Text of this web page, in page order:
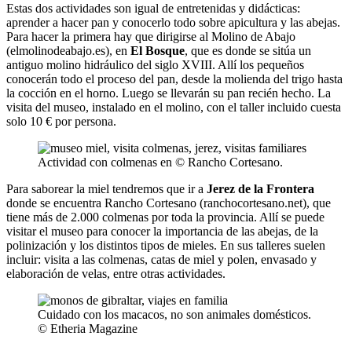
Estas dos actividades son igual de entretenidas y didácticas:
aprender a hacer pan y conocerlo todo sobre apicultura y las abejas.
Para hacer la primera hay que dirigirse al Molino de Abajo
(elmolinodeabajo.es), en El Bosque, que es donde se sitúa un
antiguo molino hidráulico del siglo XVIII. Allí los pequeños
conocerán todo el proceso del pan, desde la molienda del trigo hasta
la cocción en el horno. Luego se llevarán su pan recién hecho. La
visita del museo, instalado en el molino, con el taller incluido cuesta
solo 10 € por persona.
Actividad con colmenas en © Rancho Cortesano.
Para saborear la miel tendremos que ir a Jerez de la Frontera
donde se encuentra Rancho Cortesano (ranchocortesano.net), que
tiene más de 2.000 colmenas por toda la provincia. Allí se puede
visitar el museo para conocer la importancia de las abejas, de la
polinización y los distintos tipos de mieles. En sus talleres suelen
incluir: visita a las colmenas, catas de miel y polen, envasado y
elaboración de velas, entre otras actividades.
Cuidado con los macacos, no son animales domésticos.
© Etheria Magazine